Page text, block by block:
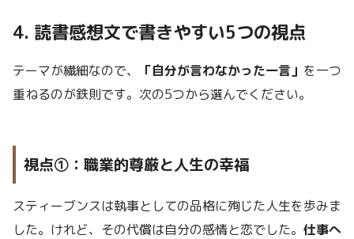
4. 読書感想文で書きやすい5つの視点
テーマが繊細なので、 「自分が言わなかった一言」 を一つ
重ねるのが鉄則です。次の5つから選んでください。
視点①：職業的尊厳と人生の幸福
スティーブンスは執事としての品格に殉じた人生を歩みま
した。けれど、その代償は自分の感情と恋でした。 仕事へ